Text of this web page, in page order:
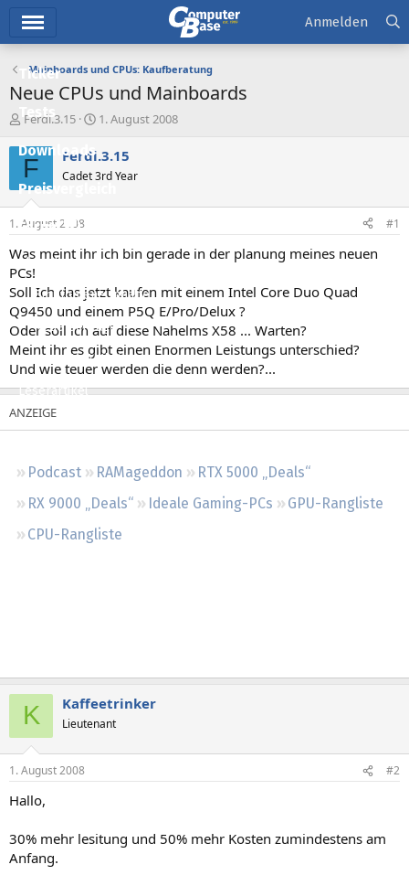
Ticker
Tests
Downloads
Preisvergleich
Forum
Aktuelles
Empfohlene Inhalte
Neue Beiträge
Neueste Aktivitäten
Leserartikel
Podcast RAMageddon
RTX 5000 „Deals“
RX 9000 „Deals“
Ideale Gaming-PCs
GPU-Rangliste
CPU-Rangliste
Anmelden
Mainboards und CPUs: Kaufberatung
Neue CPUs und Mainboards
E
s
e
l
e
r
Ferdi.3.15
E
s
e
t
a
1. August 2008
F Ferdi.3.15
Cadet 3rd Year
1. August 2008 #1
Was meint ihr ich bin gerade in der planung meines neuen
PCs!
Soll Ich das jetzt kaufen mit einem Intel Core Duo Quad
Q9450 und einem P5Q E/Pro/Delux ?
Oder soll ich auf diese Nahelms X58 ... Warten?
Meint ihr es gibt einen Enormen Leistungs unterschied?
Und wie teuer werden die denn werden?...
K Kaffeetrinker
Lieutenant
1. August 2008 #2
Hallo,
30% mehr lesitung und 50% mehr Kosten zumindestens am
Anfang.